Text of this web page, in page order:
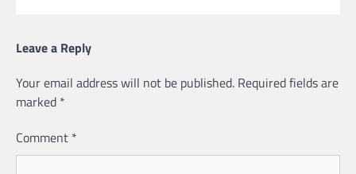
Leave a Reply
Your email address will not be published. Required fields are
marked *
Comment *